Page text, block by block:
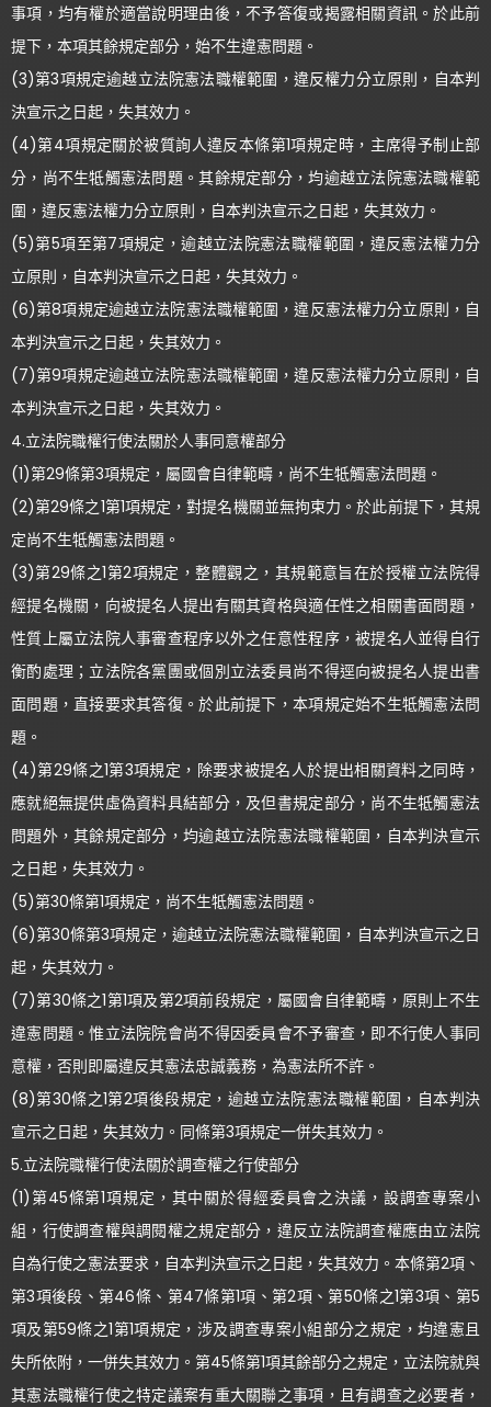
事項，均有權於適當說明理由後，不予答復或揭露相關資訊。於此前
提下，本項其餘規定部分，始不生違憲問題。
(3)第3項規定逾越立法院憲法職權範圍，違反權力分立原則，自本判
決宣示之日起，失其效力。
(4)第4項規定關於被質詢人違反本條第1項規定時，主席得予制止部
分，尚不生牴觸憲法問題。其餘規定部分，均逾越立法院憲法職權範
圍，違反憲法權力分立原則，自本判決宣示之日起，失其效力。
(5)第5項至第7項規定，逾越立法院憲法職權範圍，違反憲法權力分
立原則，自本判決宣示之日起，失其效力。
(6)第8項規定逾越立法院憲法職權範圍，違反憲法權力分立原則，自
本判決宣示之日起，失其效力。
(7)第9項規定逾越立法院憲法職權範圍，違反憲法權力分立原則，自
本判決宣示之日起，失其效力。
4.立法院職權行使法關於人事同意權部分
(1)第29條第3項規定，屬國會自律範疇，尚不生牴觸憲法問題。
(2)第29條之1第1項規定，對提名機關並無拘束力。於此前提下，其規
定尚不生牴觸憲法問題。
(3)第29條之1第2項規定，整體觀之，其規範意旨在於授權立法院得
經提名機關，向被提名人提出有關其資格與適任性之相關書面問題，
性質上屬立法院人事審查程序以外之任意性程序，被提名人並得自行
衡酌處理；立法院各黨團或個別立法委員尚不得逕向被提名人提出書
面問題，直接要求其答復。於此前提下，本項規定始不生牴觸憲法問
題。
(4)第29條之1第3項規定，除要求被提名人於提出相關資料之同時，
應就絕無提供虛偽資料具結部分，及但書規定部分，尚不生牴觸憲法
問題外，其餘規定部分，均逾越立法院憲法職權範圍，自本判決宣示
之日起，失其效力。
(5)第30條第1項規定，尚不生牴觸憲法問題。
(6)第30條第3項規定，逾越立法院憲法職權範圍，自本判決宣示之日
起，失其效力。
(7)第30條之1第1項及第2項前段規定，屬國會自律範疇，原則上不生
違憲問題。惟立法院院會尚不得因委員會不予審查，即不行使人事同
意權，否則即屬違反其憲法忠誠義務，為憲法所不許。
(8)第30條之1第2項後段規定，逾越立法院憲法職權範圍，自本判決
宣示之日起，失其效力。同條第3項規定一併失其效力。
5.立法院職權行使法關於調查權之行使部分
(1)第45條第1項規定，其中關於得經委員會之決議，設調查專案小
組，行使調查權與調閱權之規定部分，違反立法院調查權應由立法院
自為行使之憲法要求，自本判決宣示之日起，失其效力。本條第2項、
第3項後段、第46條、第47條第1項、第2項、第50條之1第3項、第5
項及第59條之1第1項規定，涉及調查專案小組部分之規定，均違憲且
失所依附，一併失其效力。第45條第1項其餘部分之規定，立法院就與
其憲法職權行使之特定議案有重大關聯之事項，且有調查之必要者，